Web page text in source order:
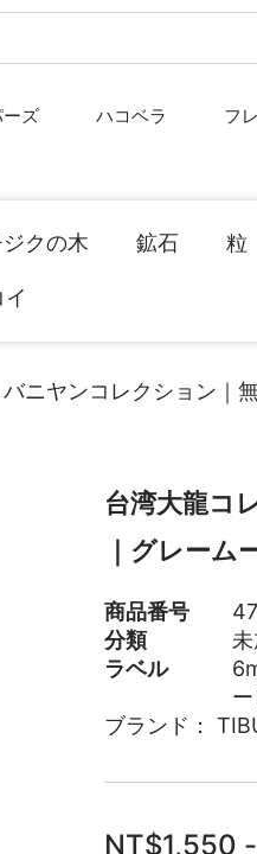
ズ ハコベラ フ
クの木 鉱石 粒
ニヤンコレクション｜
台湾大龍コ
｜グレーム
商品番号
分類
ラベル
ブランド：
NT$1,550 -